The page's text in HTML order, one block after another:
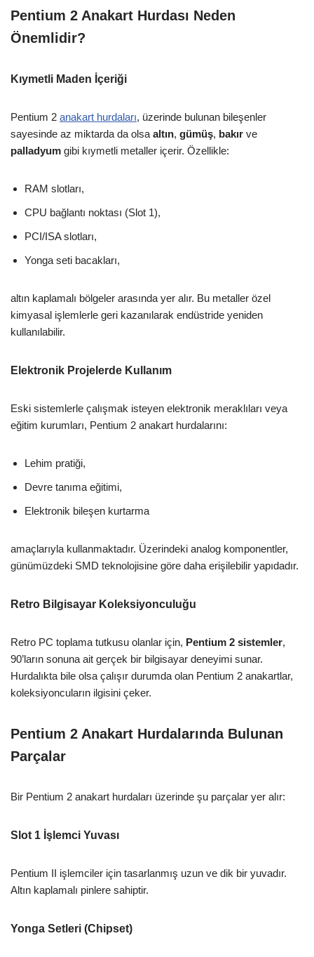
Pentium 2 Anakart Hurdası Neden
Önemlidir?
Kıymetli Maden İçeriği
Pentium 2 anakart hurdaları, üzerinde bulunan bileşenler
sayesinde az miktarda da olsa altın, gümüş, bakır ve
palladyum gibi kıymetli metaller içerir. Özellikle:
RAM slotları,
CPU bağlantı noktası (Slot 1),
PCI/ISA slotları,
Yonga seti bacakları,
altın kaplamalı bölgeler arasında yer alır. Bu metaller özel
kimyasal işlemlerle geri kazanılarak endüstride yeniden
kullanılabilir.
Elektronik Projelerde Kullanım
Eski sistemlerle çalışmak isteyen elektronik meraklıları veya
eğitim kurumları, Pentium 2 anakart hurdalarını:
Lehim pratiği,
Devre tanıma eğitimi,
Elektronik bileşen kurtarma
amaçlarıyla kullanmaktadır. Üzerindeki analog komponentler,
günümüzdeki SMD teknolojisine göre daha erişilebilir yapıdadır.
Retro Bilgisayar Koleksiyonculuğu
Retro PC toplama tutkusu olanlar için, Pentium 2 sistemler,
90’ların sonuna ait gerçek bir bilgisayar deneyimi sunar.
Hurdalıkta bile olsa çalışır durumda olan Pentium 2 anakartlar,
koleksiyoncuların ilgisini çeker.
Pentium 2 Anakart Hurdalarında Bulunan
Parçalar
Bir Pentium 2 anakart hurdaları üzerinde şu parçalar yer alır:
Slot 1 İşlemci Yuvası
Pentium II işlemciler için tasarlanmış uzun ve dik bir yuvadır.
Altın kaplamalı pinlere sahiptir.
Yonga Setleri (Chipset)